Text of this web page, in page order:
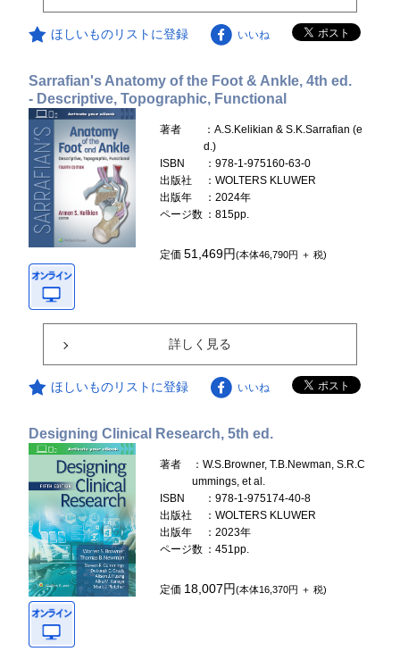
ほしいものリストに登録 いいね
Sarrafian's Anatomy of the Foot & Ankle, 4th ed.
- Descriptive, Topographic, Functional
著者
：A.S.Kelikian & S.K.Sarrafian (e
d.)
ISBN
：978-1-975160-63-0
出版社
：WOLTERS KLUWER
出版年
：2024年
ページ数 ：815pp.
定価51,469円(本体46,790円 ＋ 税)
詳しく見る
ほしいものリストに登録 いいね
Designing Clinical Research, 5th ed.
著者
：W.S.Browner, T.B.Newman, S.R.C
ummings, et al.
ISBN
：978-1-975174-40-8
出版社
：WOLTERS KLUWER
出版年
：2023年
ページ数 ：451pp.
定価 18,007円(本体16,370円 ＋ 税)